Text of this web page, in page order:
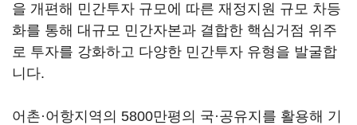
을 개편해 민간투자 규모에 따른 재정지원 규모 차등
화를 통해 대규모 민간자본과 결합한 핵심거점 위주
로 투자를 강화하고 다양한 민간투자 유형을 발굴합
니다.
어촌·어항지역의 5800만평의 국·공유지를 활용해 기